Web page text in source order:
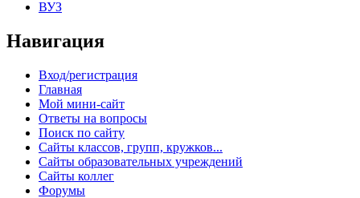
ВУЗ
Навигация
Вход/регистрация
Главная
Мой мини-сайт
Ответы на вопросы
Поиск по сайту
Сайты классов, групп, кружков...
Сайты образовательных учреждений
Сайты коллег
Форумы